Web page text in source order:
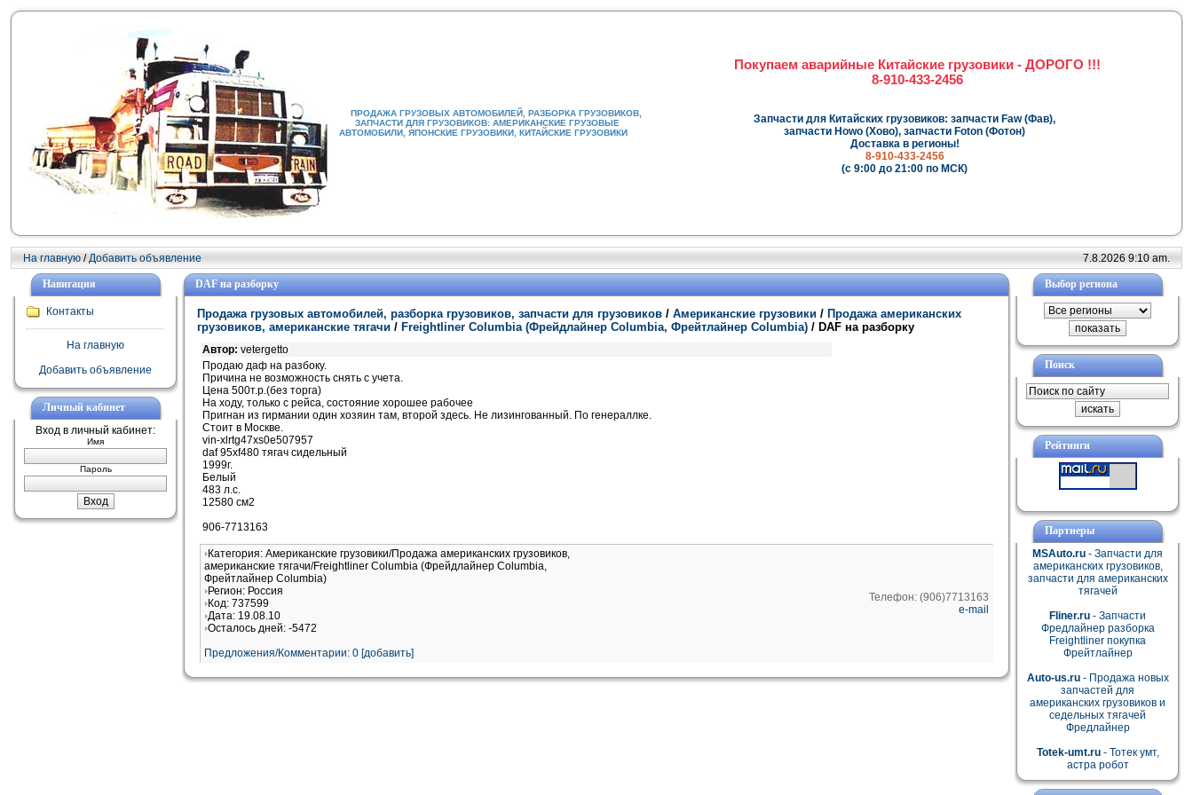
ПРОДАЖА ГРУЗОВЫХ АВТОМОБИЛЕЙ, РАЗБОРКА ГРУЗОВИКОВ,
ЗАПЧАСТИ ДЛЯ ГРУЗОВИКОВ: АМЕРИКАНСКИЕ ГРУЗОВЫЕ
АВТОМОБИЛИ, ЯПОНСКИЕ ГРУЗОВИКИ, КИТАЙСКИЕ ГРУЗОВИКИ
Покупаем аварийные Китайские грузовики - ДОРОГО !!!
8-910-433-2456
Запчасти для Китайских грузовиков: запчасти Faw (Фав),
запчасти Howo (Хово), запчасти Foton (Фотон)
Доставка в регионы!
8-910-433-2456
(с 9:00 до 21:00 по МСК)
На главную /Добавить объявление 7.8.2026 9:10 am.
Навигация
Контакты
На главную
Добавить объявление
Личный кабинет
Вход в личный кабинет:
Имя
Пароль
DAF на разборку
Продажа грузовых автомобилей, разборка грузовиков, запчасти для грузовиков / Американские грузовики / Продажа американских
грузовиков, американские тягачи / Freightliner Columbia (Фрейдлайнер Columbia, Фрейтлайнер Columbia) / DAF на разборку
Автор: vetergetto
Продаю даф на разбоку.
Причина не возможность снять с учета.
Цена 500т.р.(без торга)
На ходу, только с рейса, состояние хорошее рабочее
Пригнан из гирмании один хозяин там, второй здесь. Не лизингованный. По генераллке.
Стоит в Москве.
vin-xlrtg47xs0e507957
daf 95xf480 тягач сидельный
1999г.
Белый
483 л.с.
12580 см2
906-7713163
Категория: Американские грузовики/Продажа американских грузовиков,
американские тягачи/Freightliner Columbia (Фрейдлайнер Columbia,
Фрейтлайнер Columbia)
Регион: Россия
Код: 737599
Дата: 19.08.10
Осталось дней: -5472
Предложения/Комментарии: 0 [добавить]
Телефон: (906)7713163
e-mail
Выбор региона
Поиск
Рейтинги
Партнеры
MSAuto.ru - Запчасти для
американских грузовиков,
запчасти для американских
тягачей
Fliner.ru - Запчасти
Фредлайнер разборка
Freightliner покупка
Фрейтлайнер
Auto-us.ru- Продажа новых
запчастей для
американских грузовиков и
седельных тягачей
Фредлайнер
Totek-umt.ru- Тотек умт,
астра робот